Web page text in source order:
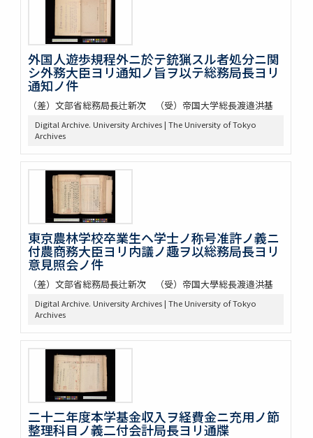
外国人遊歩規程外ニ於テ銃猟スル者処分ニ関
シ外務大臣ヨリ通知ノ旨ヲ以テ総務局長ヨリ
通知ノ件
（差）文部省総務局長辻新次 （受）帝国大学総長渡邉洪基
Digital Archive. University Archives | The University of Tokyo
Archives
東京農林学校卒業生ヘ学士ノ称号准許ノ義ニ
付農商務大臣ヨリ内議ノ趣ヲ以総務局長ヨリ
意見照会ノ件
（差）文部省総務局長辻新次 （受）帝国大學総長渡邉洪基
Digital Archive. University Archives | The University of Tokyo
Archives
二十二年度本学基金収入ヲ経費金ニ充用ノ節
整理科目ノ義二付会計局長ヨリ通牒